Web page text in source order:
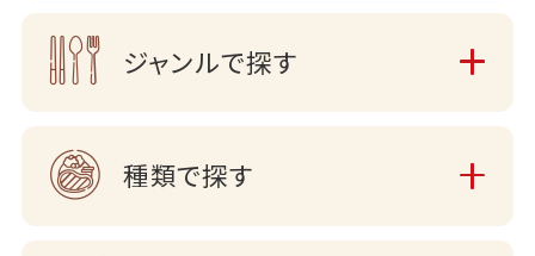
ジャンルで探す
種類で探す